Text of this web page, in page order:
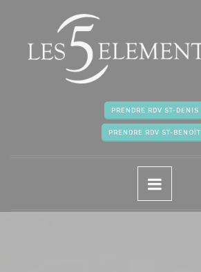
PRENDRE RDV ST-DENIS
PRENDRE RDV ST-BENOÎT